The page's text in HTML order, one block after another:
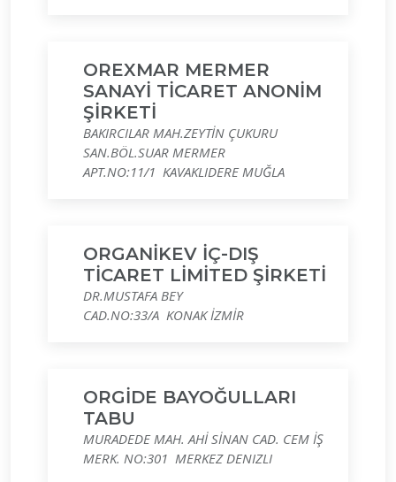
OREXMAR MERMER
SANAYİ TİCARET ANONİM
ŞİRKETİ
BAKIRCILAR MAH.ZEYTİN ÇUKURU
SAN.BÖL.SUAR MERMER
APT.NO:11/1 KAVAKLIDERE MUĞLA
ORGANİKEV İÇ-DIŞ
TİCARET LİMİTED ŞİRKETİ
DR.MUSTAFA BEY
CAD.NO:33/A KONAK İZMİR
ORGİDE BAYOĞULLARI
TABU
MURADEDE MAH. AHİ SİNAN CAD. CEM İŞ
MERK. NO:301 MERKEZ DENIZLI